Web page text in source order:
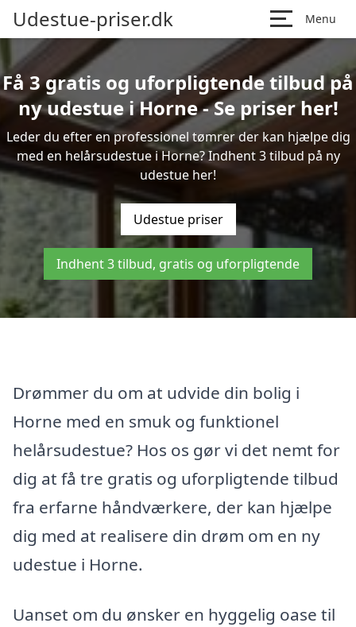
Udestue-priser.dk Menu
Få 3 gratis og uforpligtende tilbud på
ny udestue i Horne - Se priser her!
Leder du efter en professionel tømrer der kan hjælpe dig
med en helårsudestue i Horne? Indhent 3 tilbud på ny
udestue her!
Udestue priser
Indhent 3 tilbud, gratis og uforpligtende
Drømmer du om at udvide din bolig i
Horne med en smuk og funktionel
helårsudestue? Hos os gør vi det nemt for
dig at få tre gratis og uforpligtende tilbud
fra erfarne håndværkere, der kan hjælpe
dig med at realisere din drøm om en ny
udestue i Horne.
Uanset om du ønsker en hyggelig oase til